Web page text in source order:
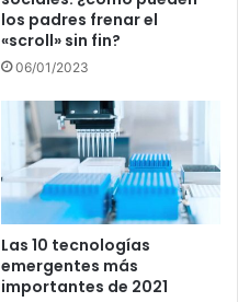
los padres frenar el
«scroll» sin fin?
06/01/2023
Las 10 tecnologías
emergentes más
importantes de 2021